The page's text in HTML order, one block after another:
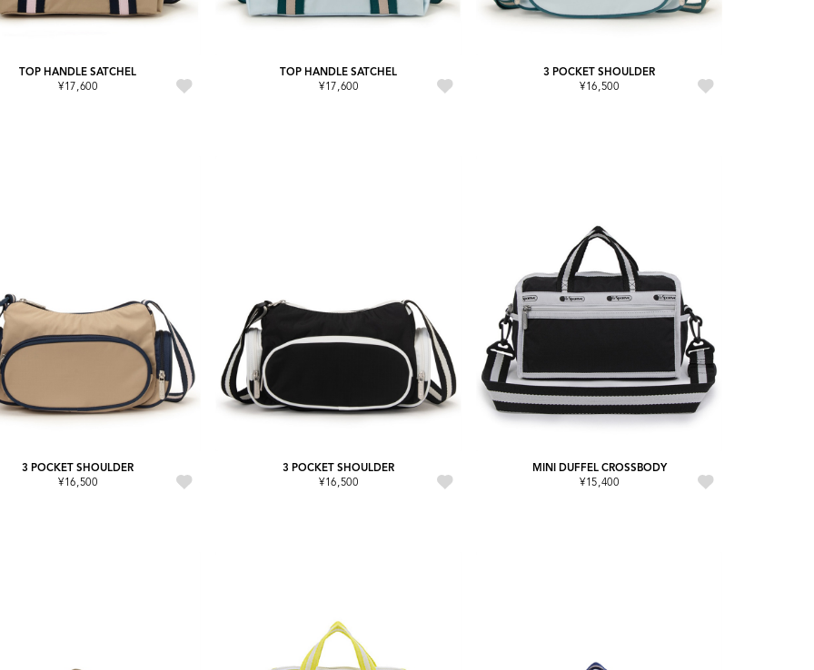
TOP HANDLE SATCHEL
¥17,600
TOP HANDLE SATCHEL
¥17,600
3 POCKET SHOULDER
¥16,500
3 POCKET SHOULDER
¥16,500
3 POCKET SHOULDER
¥16,500
MINI DUFFEL CROSSBODY
¥15,400